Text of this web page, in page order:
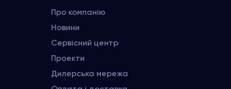
Про компанію
Новини
Сервісний центр
Проекти
Дилерська мережа